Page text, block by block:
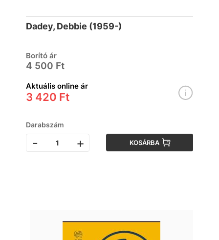
Dadey, Debbie (1959-)
Borító ár
4 500 Ft
Aktuális online ár
3 420 Ft
Darabszám
- + KOSÁRBA